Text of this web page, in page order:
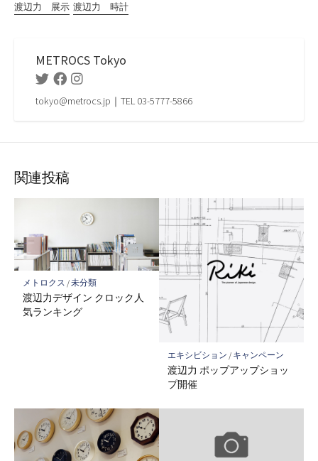
渡辺力 展示 渡辺力 時計
METROCS Tokyo
TwitterFacebookInstagram
tokyo@metrocs.jp｜TEL 03-5777-5866
関連投稿
メトロクス /未分類
渡辺力デザイン クロック人
気ランキング
エキシビション / キャンペーン
渡辺力 ポップアップショッ
プ開催